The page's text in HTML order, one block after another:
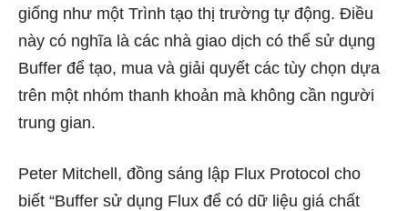
giống như một Trình tạo thị trường tự động. Điều
này có nghĩa là các nhà giao dịch có thể sử dụng
Buffer để tạo, mua và giải quyết các tùy chọn dựa
trên một nhóm thanh khoản mà không cần người
trung gian.
Peter Mitchell, đồng sáng lập Flux Protocol cho
biết “Buffer sử dụng Flux để có dữ liệu giá chất